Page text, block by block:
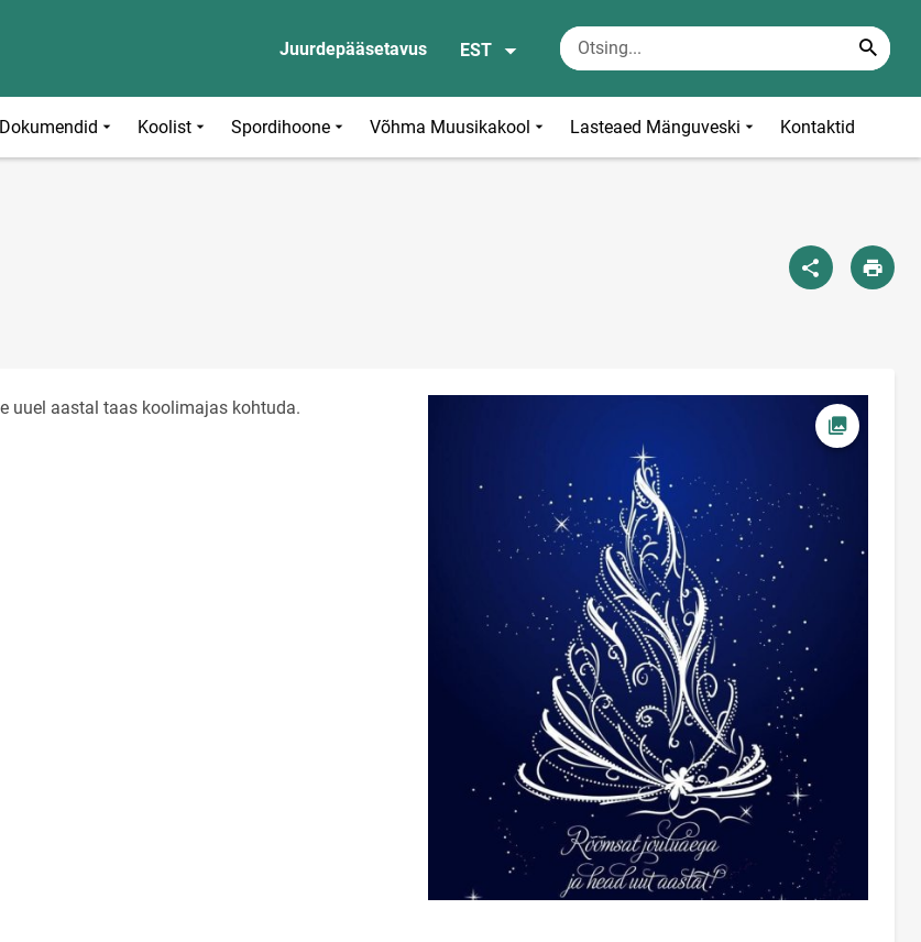
Juurdepääsetavus EST
Dokumendid Koolist Spordihoone Võhma Muusikakool Lasteaed Mänguveski Kontaktid
uuel aastal taas koolimajas kohtuda.
Ava foto